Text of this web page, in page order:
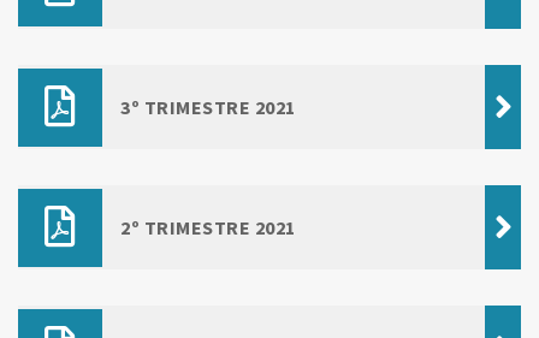
3º TRIMESTRE 2021
2º TRIMESTRE 2021